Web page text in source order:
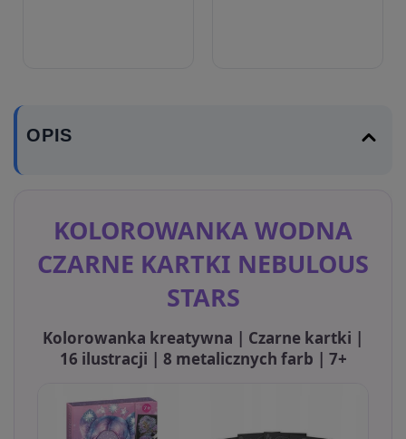
OPIS
KOLOROWANKA WODNA
CZARNE KARTKI NEBULOUS
STARS
Kolorowanka kreatywna | Czarne kartki |
16 ilustracji | 8 metalicznych farb | 7+